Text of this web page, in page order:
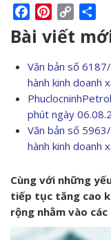
FacebookPinterest
Copy
Bài viết
Văn bản số
hành kinh doanh
phút ngày
Văn bản số
hành kinh doanh
Cùng với những
tiếp tục tăng cao
rộng nhằm vào